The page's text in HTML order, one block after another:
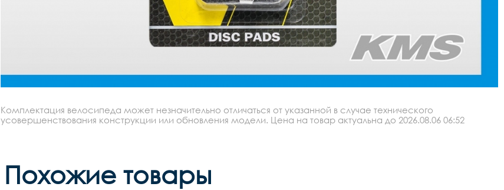
Комплектация велосипеда может незначительно отличаться от указанной в случае технического
усовершенствования конструкции или обновления модели. Цена на товар актуальна до 2026.08.06 06:52
Похожие товары